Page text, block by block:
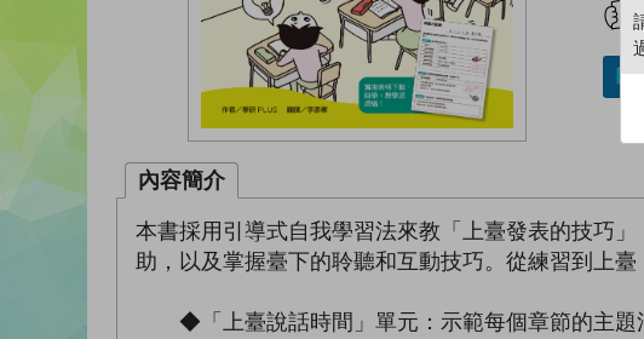
內容簡介
本書採用引導式自我學習法來教「上臺發表的技巧
助，以及掌握臺下的聆聽和互動技巧。從練習到上
◆「上臺說話時間」單元：示範每個章節的主題